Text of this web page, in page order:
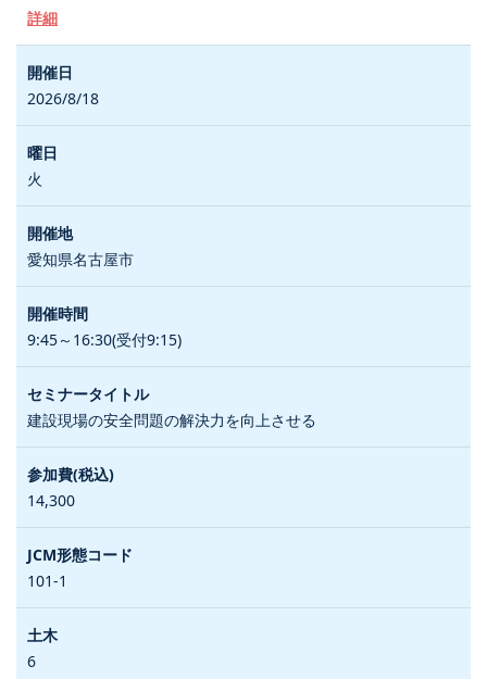
詳細
2026/8/18
火
愛知県名古屋市
9:45～16:30(受付9:15)
建設現場の安全問題の解決力を向上させる
14,300
101-1
6